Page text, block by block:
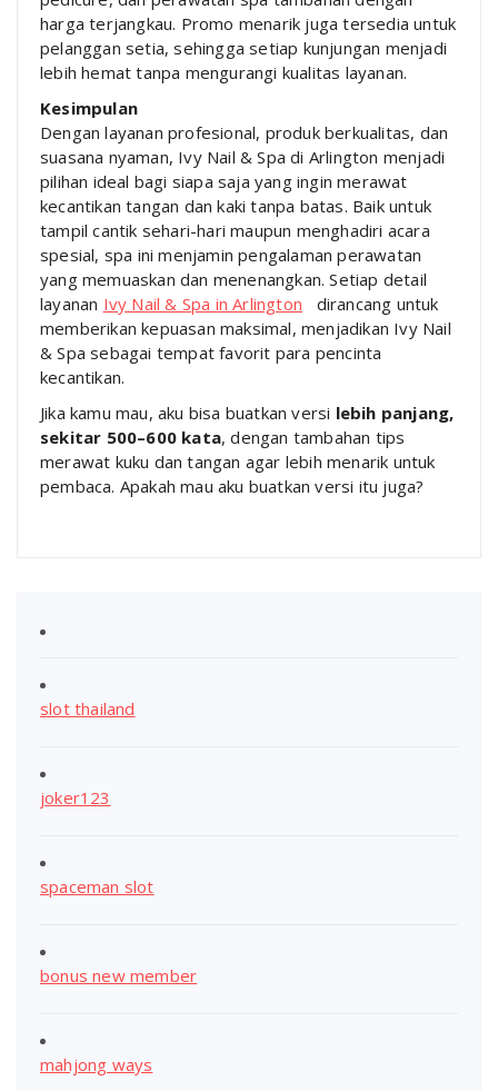
harga terjangkau. Promo menarik juga tersedia untuk
pelanggan setia, sehingga setiap kunjungan menjadi
lebih hemat tanpa mengurangi kualitas layanan.
Kesimpulan
Dengan layanan profesional, produk berkualitas, dan
suasana nyaman, Ivy Nail & Spa di Arlington menjadi
pilihan ideal bagi siapa saja yang ingin merawat
kecantikan tangan dan kaki tanpa batas. Baik untuk
tampil cantik sehari-hari maupun menghadiri acara
spesial, spa ini menjamin pengalaman perawatan
yang memuaskan dan menenangkan. Setiap detail
layanan Ivy Nail & Spa in Arlington dirancang untuk
memberikan kepuasan maksimal, menjadikan Ivy Nail
& Spa sebagai tempat favorit para pencinta
kecantikan.
Jika kamu mau, aku bisa buatkan versi lebih panjang,
sekitar 500–600 kata, dengan tambahan tips
merawat kuku dan tangan agar lebih menarik untuk
pembaca. Apakah mau aku buatkan versi itu juga?
slot thailand
joker123
spaceman slot
bonus new member
mahjong ways